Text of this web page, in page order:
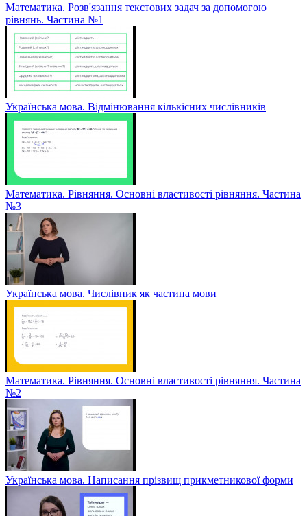
Математика. Розв'язання текстових задач за допомогою
рівнянь. Частина №1
Українська мова. Відмінювання кількісних числівників
Математика. Рівняння. Основні властивості рівняння. Частина
№3
Українська мова. Числівник як частина мови
Математика. Рівняння. Основні властивості рівняння. Частина
№2
Українська мова. Написання прізвищ прикметникової форми